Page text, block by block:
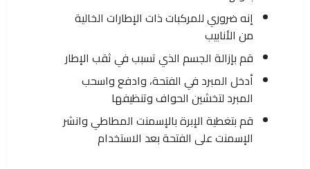
إنه ضروري للمركبات ذات الإطارات الخالية
من الأنابيب
قم بإزالة الجسم الذي تسبب في ثقب الإطار
أدخل المبرد في الفتحة، وادفع واسحب
المبرد لتخشين الحواف وتنظيفها
قم بتغطية الإبرة بالإسمنت المطاطي وانشر
الإسمنت على الفتحة بعد الاستخدام